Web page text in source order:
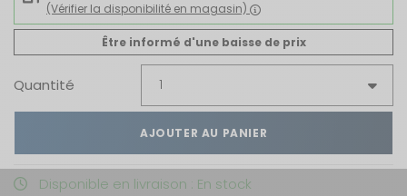
(Vérifier la disponibilité en magasin)
Être informé d'une baisse de prix
Quantité
AJOUTER AU PANIER
Disponible en livraison : En stock